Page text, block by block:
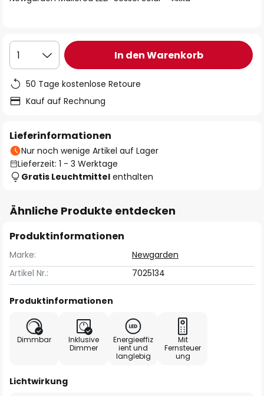
1 In den Warenkorb
50 Tage kostenlose Retoure
Kauf auf Rechnung
Lieferinformationen
Nur noch wenige Artikel auf Lager
Lieferzeit: 1 - 3 Werktage
Gratis Leuchtmittel enthalten
Ähnliche Produkte entdecken
Produktinformationen
Marke:
Newgarden
Artikel Nr.:
7025134
Produktinformationen
Dimmbar
Inklusive
Dimmer
Energieeffiz
ient und
langlebig
Mit
Fernsteuer
ung
Lichtwirkung